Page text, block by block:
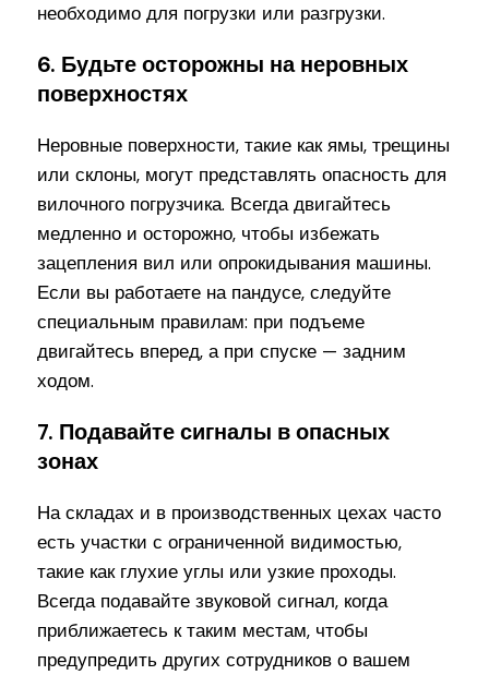
необходимо для погрузки или разгрузки.
6. Будьте осторожны на неровных
поверхностях
Неровные поверхности, такие как ямы, трещины
или склоны, могут представлять опасность для
вилочного погрузчика. Всегда двигайтесь
медленно и осторожно, чтобы избежать
зацепления вил или опрокидывания машины.
Если вы работаете на пандусе, следуйте
специальным правилам: при подъеме
двигайтесь вперед, а при спуске — задним
ходом.
7. Подавайте сигналы в опасных
зонах
На складах и в производственных цехах часто
есть участки с ограниченной видимостью,
такие как глухие углы или узкие проходы.
Всегда подавайте звуковой сигнал, когда
приближаетесь к таким местам, чтобы
предупредить других сотрудников о вашем